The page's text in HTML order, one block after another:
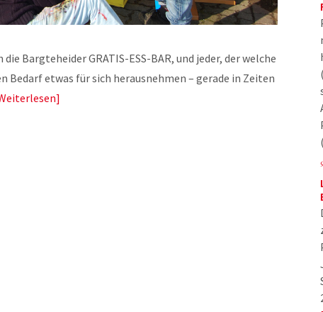
Bargteheider GRATIS-ESS-BAR, und jeder, der welche
etwas für sich herausnehmen – gerade in Zeiten